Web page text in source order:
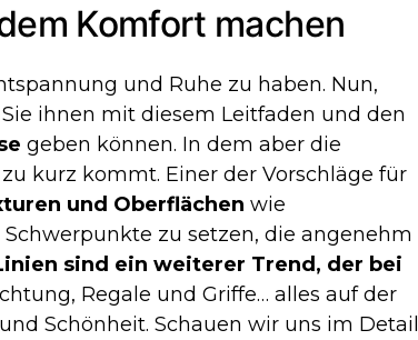
Komfort machen
und Ruhe zu haben. Nun,
ihnen mit diesem Leitfaden und den
geben können. In dem aber die
kurz kommt. Einer der Vorschläge für
und Oberflächen wie
zu setzen, die angenehm
sind ein weiterer Trend, der bei
Regale und Griffe… alles auf der
Schönheit. Schauen wir uns im Detail